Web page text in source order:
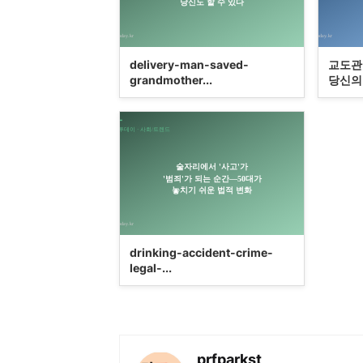
delivery-man-saved-
grandmother...
교도
당신
drinking-accident-crime-
legal-...
prfparkst